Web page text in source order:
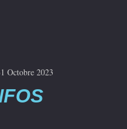
Octobre 2023